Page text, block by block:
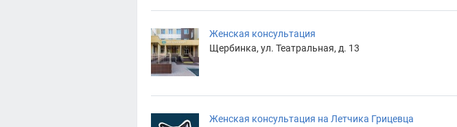
Женская консультация
Щербинка, ул. Театральная, д. 13
Женская консультация на Летчика Грицевца